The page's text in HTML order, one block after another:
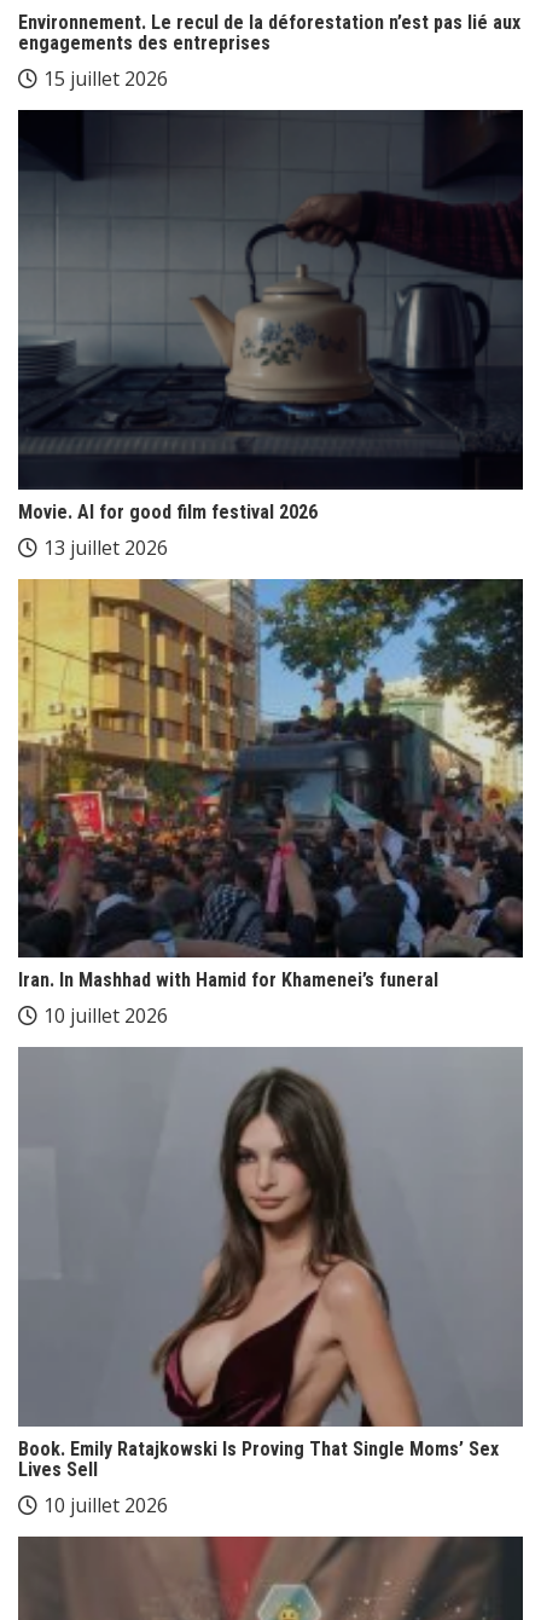
Environnement. Le recul de la déforestation n’est pas lié aux
engagements des entreprises
15 juillet 2026
Movie. AI for good film festival 2026
13 juillet 2026
Iran. In Mashhad with Hamid for Khamenei’s funeral
10 juillet 2026
Book. Emily Ratajkowski Is Proving That Single Moms’ Sex
Lives Sell
10 juillet 2026